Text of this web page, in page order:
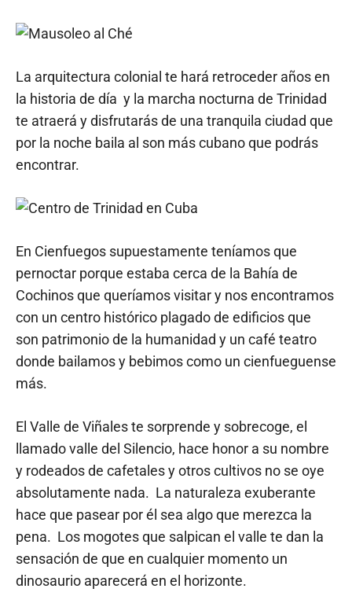
La arquitectura colonial te hará retroceder años en
la historia de día y la marcha nocturna de Trinidad
te atraerá y disfrutarás de una tranquila ciudad que
por la noche baila al son más cubano que podrás
encontrar.
En Cienfuegos supuestamente teníamos que
pernoctar porque estaba cerca de la Bahía de
Cochinos que queríamos visitar y nos encontramos
con un centro histórico plagado de edificios que
son patrimonio de la humanidad y un café teatro
donde bailamos y bebimos como un cienfueguense
más.
El Valle de Viñales te sorprende y sobrecoge, el
llamado valle del Silencio, hace honor a su nombre
y rodeados de cafetales y otros cultivos no se oye
absolutamente nada. La naturaleza exuberante
hace que pasear por él sea algo que merezca la
pena. Los mogotes que salpican el valle te dan la
sensación de que en cualquier momento un
dinosaurio aparecerá en el horizonte.